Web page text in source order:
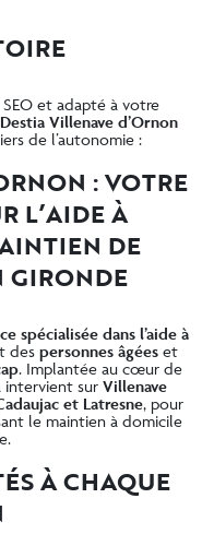
et adapté à votre
Destia Villenave d’Ornon
de l’autonomie :
: VOTRE
L’AIDE À
DE
GIRONDE
spécialisée dans l’aide à
des personnes âgéeset
. Implantée au cœur de
intervient sur Villenave
et Latresne, pour
le maintien à domicile
À CHAQUE